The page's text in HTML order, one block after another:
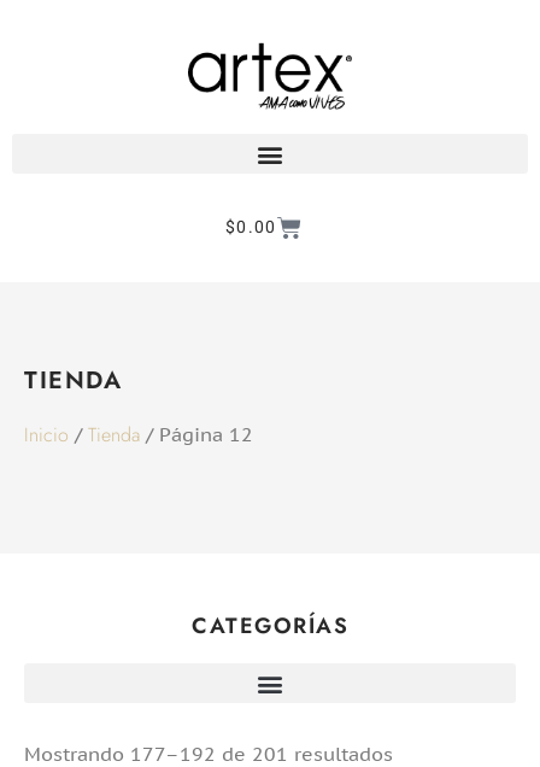
$0.00
TIENDA
Inicio / Tienda / Página 12
Mostrando 177–192 de 201 resultados
CATEGORÍAS